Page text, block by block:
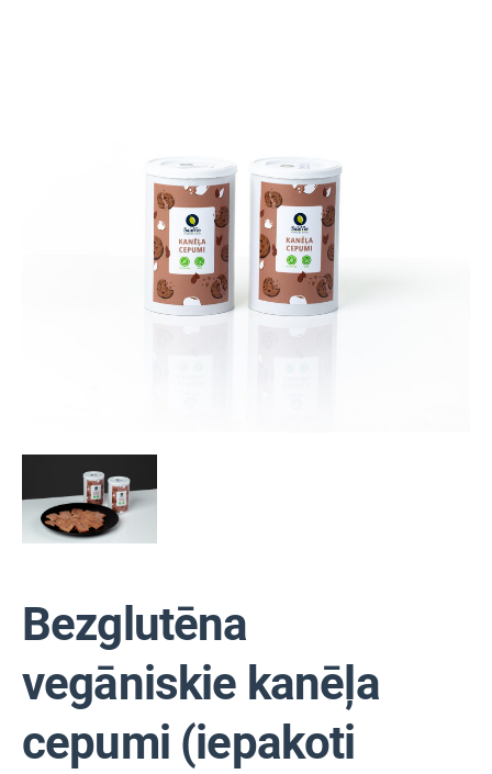
Bezglutēna
vegāniskie kanēļa
cepumi (iepakoti